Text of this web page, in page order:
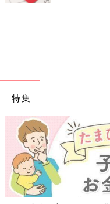
特集